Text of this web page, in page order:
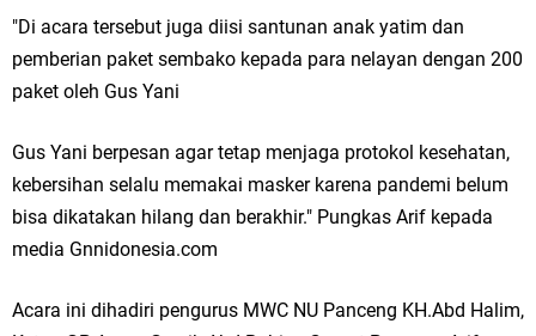
Kembangkan Warung Bu Wiwik
Karang Taruna Gresik Perkuat Ekonomi Lewat Pemanfaatan Gedung C
Nila Yani Apresiasi Launching Komunitas Gowes dan Pasar Ahad
Jajanan Jadul di Ecopark Randuagung
"Di acara tersebut juga diisi santunan anak yatim dan
pemberian paket sembako kepada para nelayan dengan 200
paket oleh Gus Yani
Gus Yani berpesan agar tetap menjaga protokol kesehatan,
kebersihan selalu memakai masker karena pandemi belum
bisa dikatakan hilang dan berakhir." Pungkas Arif kepada
media Gnnidonesia.com
Acara ini dihadiri pengurus MWC NU Panceng KH.Abd Halim,